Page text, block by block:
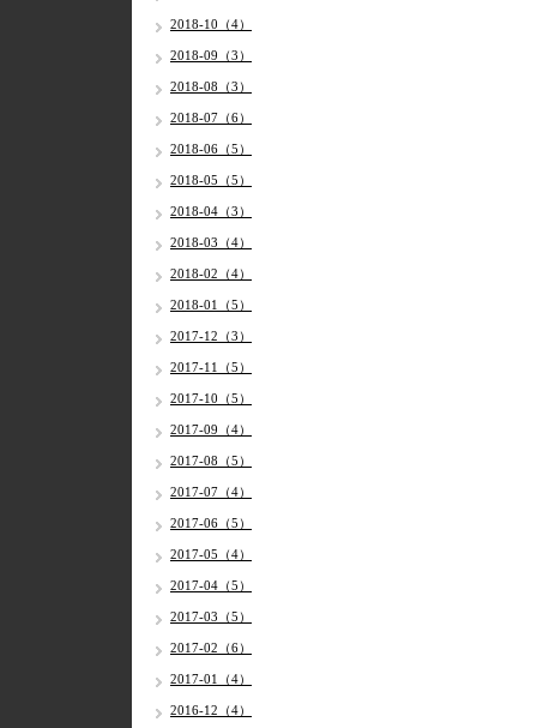
2018-10（4）
2018-09（3）
2018-08（3）
2018-07（6）
2018-06（5）
2018-05（5）
2018-04（3）
2018-03（4）
2018-02（4）
2018-01（5）
2017-12（3）
2017-11（5）
2017-10（5）
2017-09（4）
2017-08（5）
2017-07（4）
2017-06（5）
2017-05（4）
2017-04（5）
2017-03（5）
2017-02（6）
2017-01（4）
2016-12（4）